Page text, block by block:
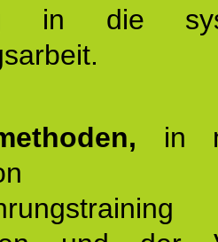
in die
in